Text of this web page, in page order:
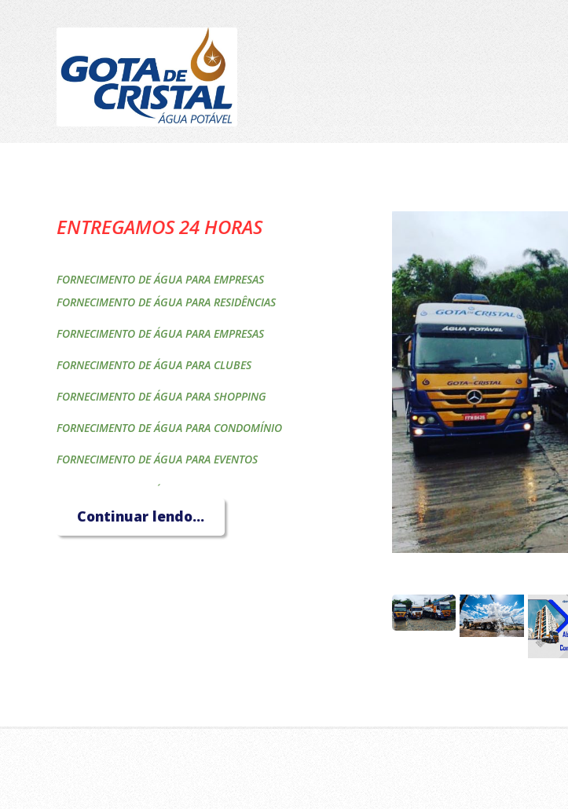
ENTREGAMOS 24 HORAS
FORNECIMENTO DE ÁGUA PARA EMPRESAS
FORNECIMENTO DE ÁGUA PARA RESIDÊNCIAS
FORNECIMENTO DE ÁGUA PARA EMPRESAS
FORNECIMENTO DE ÁGUA PARA CLUBES
FORNECIMENTO DE ÁGUA PARA SHOPPING
FORNECIMENTO DE ÁGUA PARA CONDOMÍNIO
FORNECIMENTO DE ÁGUA PARA EVENTOS
FORNECIMENTO DE ÁGUA PARA CONSTRUTORAS
FORNECIMENTO DE ÁGUA PARA HOTÉIS
Continuar lendo...